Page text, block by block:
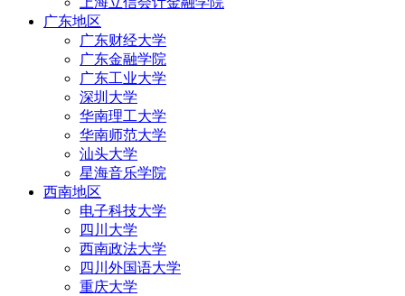
广东地区
广东财经大学
广东金融学院
广东工业大学
深圳大学
华南理工大学
华南师范大学
汕头大学
星海音乐学院
西南地区
电子科技大学
四川大学
西南政法大学
四川外国语大学
重庆大学